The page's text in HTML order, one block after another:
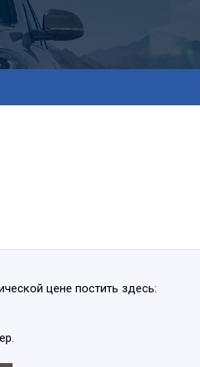
цене постить здесь: